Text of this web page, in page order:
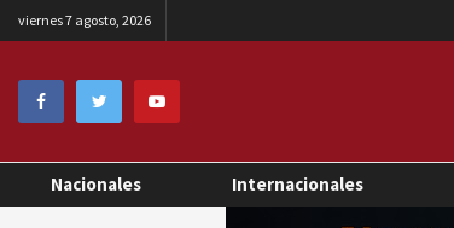
viernes 7 agosto, 2026
Nacionales Internacionales